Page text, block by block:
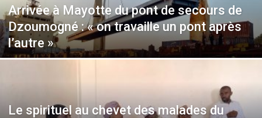
Arrivée à Mayotte du pont de secours de
Dzoumogné : « on travaille un pont après
l’autre »
Le spirituel au chevet des malades du